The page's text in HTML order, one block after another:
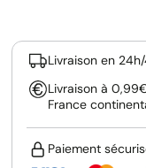
Livraison en
Livraison à
France
Paiement